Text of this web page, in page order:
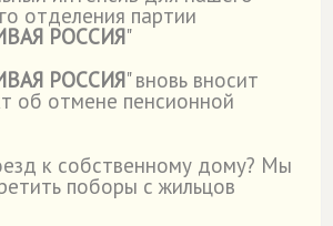
отделения партии
РОССИЯ"
РОССИЯ" вновь вносит
об отмене пенсионной
к собственному дому? Мы
поборы с жильцов